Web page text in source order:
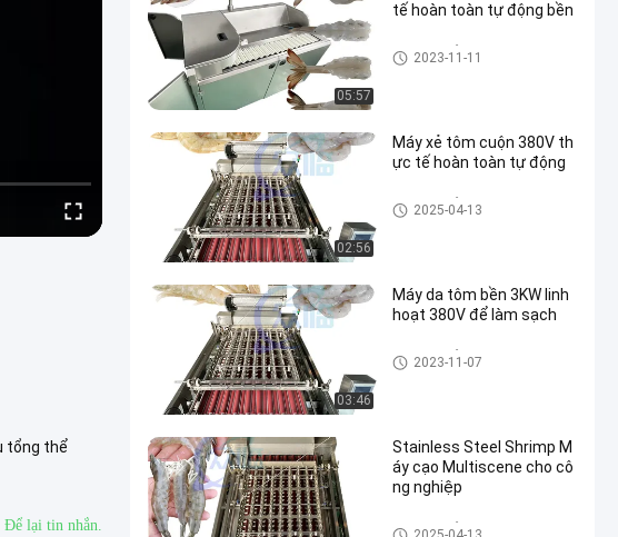
tổng thể
Để lại tin nhắn.
05:57
tế hoàn toàn tự động bền
Máy bóc vỏ tôm
2023-11-11
02:56
Máy xẻ tôm cuộn 380V th
ực tế hoàn toàn tự động
Máy bóc vỏ tôm
2025-04-13
03:46
Máy da tôm bền 3KW linh
hoạt 380V để làm sạch
Máy bóc vỏ tôm
2023-11-07
Stainless Steel Shrimp M
áy cạo Multiscene cho cô
ng nghiệp
Máy bóc vỏ tôm